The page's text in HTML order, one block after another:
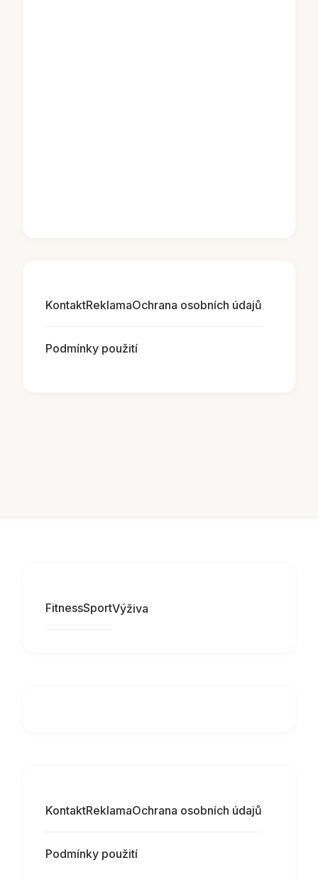
KontaktReklamaOchrana osobních údajů
Podmínky použití
FitnessSportVýživa
KontaktReklamaOchrana osobních údajů
Podmínky použití